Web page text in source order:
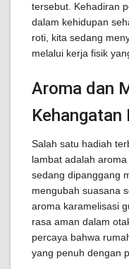
tersebut. Kehadiran
dalam kehidupan
roti, kita sedang
melalui kerja fisik
Aroma dan
Kehangatan
Salah satu hadiah
lambat adalah
sedang dipanggang
mengubah suasana
aroma karamelisasi
rasa aman dalam
percaya bahwa
yang penuh dengan